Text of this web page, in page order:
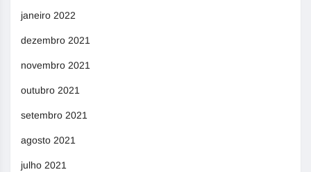
janeiro 2022
dezembro 2021
novembro 2021
outubro 2021
setembro 2021
agosto 2021
julho 2021